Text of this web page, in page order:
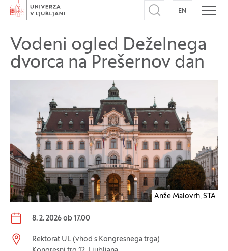
Domov
Odpri iskalnik
EN NA
Vodeni ogled Deželnega
dvorca na Prešernov dan
Anže Malovrh, STA
Datum dogodka:
8. 2. 2026 ob 17.00
Lokacija dogodka:
Rektorat UL (vhod s Kongresnega trga)